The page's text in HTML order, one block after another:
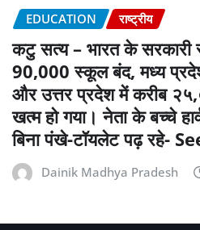
EDUCATION राष्ट्रीय
कटु सत्य – भारत के सरकारी
90,000 स्कूल बंद, मध्य
और उत्तर प्रदेश में करीब
खत्म हो गया। नेता के बच्चे
बिना पंखे-टॉयलेट पढ़ रहे-
Dainik Madhya Pradesh